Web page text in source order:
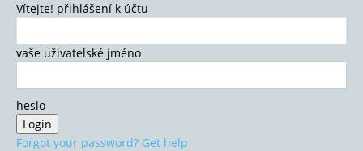
Vítejte! přihlášení k účtu
vaše uživatelské jméno
heslo
Forgot your password? Get help